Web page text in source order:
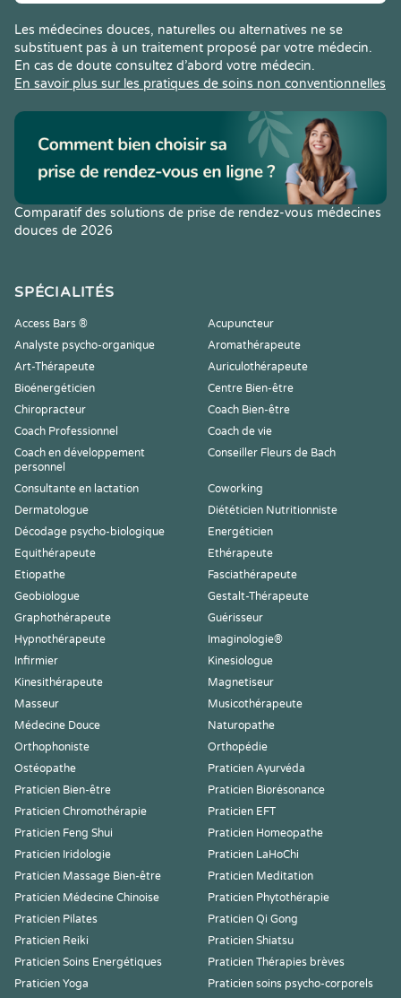
Les médecines douces, naturelles ou alternatives ne se
substituent pas à un traitement proposé par votre médecin.
En cas de doute consultez d’abord votre médecin.
En savoir plus sur les pratiques de soins non conventionnelles
Comparatif des solutions de prise de rendez-vous médecines
douces de 2026
SPÉCIALITÉS
Access Bars ®
Acupuncteur
Analyste psycho-organique
Aromathérapeute
Art-Thérapeute
Auriculothérapeute
Bioénergéticien
Centre Bien-être
Chiropracteur
Coach Bien-être
Coach Professionnel
Coach de vie
Coach en développement
personnel
Conseiller Fleurs de Bach
Consultante en lactation
Coworking
Dermatologue
Diététicien Nutritionniste
Décodage psycho-biologique
Energéticien
Equithérapeute
Ethérapeute
Etiopathe
Fasciathérapeute
Geobiologue
Gestalt-Thérapeute
Graphothérapeute
Guérisseur
Hypnothérapeute
Imaginologie®
Infirmier
Kinesiologue
Kinesithérapeute
Magnetiseur
Masseur
Musicothérapeute
Médecine Douce
Naturopathe
Orthophoniste
Orthopédie
Ostéopathe
Praticien Ayurvéda
Praticien Bien-être
Praticien Biorésonance
Praticien Chromothérapie
Praticien EFT
Praticien Feng Shui
Praticien Homeopathe
Praticien Iridologie
Praticien LaHoChi
Praticien Massage Bien-être
Praticien Meditation
Praticien Médecine Chinoise
Praticien Phytothérapie
Praticien Pilates
Praticien Qi Gong
Praticien Reiki
Praticien Shiatsu
Praticien Soins Energétiques
Praticien Thérapies brèves
Praticien Yoga
Praticien soins psycho-corporels